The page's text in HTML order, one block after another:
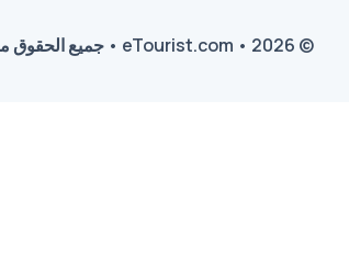
© 2026 • eTourist.com • جميع الحقوق محفوظة